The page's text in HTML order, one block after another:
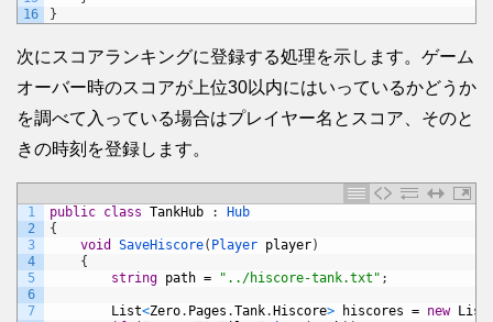
16
}
次にスコアランキングに登録する処理を示します。ゲーム
オーバー時のスコアが上位30以内にはいっているかどうか
を調べて入っている場合はプレイヤー名とスコア、そのと
きの時刻を登録します。
1
2
3
4
5
6
7
public class TankHub :
Hub
{
void
SaveHiscore( Player player)
{
string path = "../hiscore-tank.txt" ;
List<Zero. Pages .Tank. Hiscore> hiscores = new List